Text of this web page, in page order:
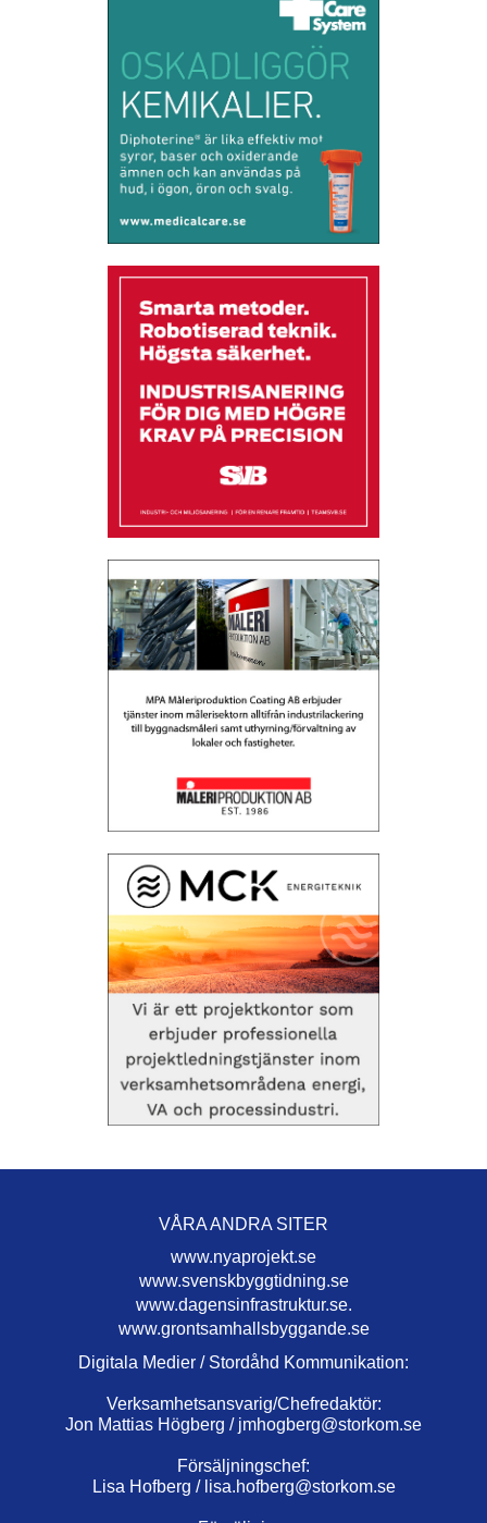
VÅRA ANDRA SITER
www.nyaprojekt.se
www.svenskbyggtidning.se
www.dagensinfrastruktur.se.
www.grontsamhallsbyggande.se
Digitala Medier / Stordåhd Kommunikation:
Verksamhetsansvarig/Chefredaktör:
Jon Mattias Högberg / jmhogberg@storkom.se
Försäljningschef:
Lisa Hofberg / lisa.hofberg@storkom.se